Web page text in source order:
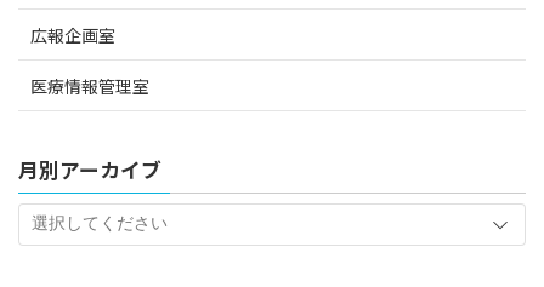
広報企画室
医療情報管理室
月別アーカイブ